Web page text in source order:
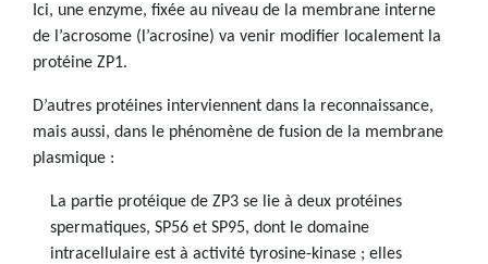
Ici, une enzyme, fixée au niveau de la membrane interne
de l’acrosome (l’acrosine) va venir modifier localement la
protéine ZP1.
D’autres protéines interviennent dans la reconnaissance,
mais aussi, dans le phénomène de fusion de la membrane
plasmique :
La partie protéique de ZP3 se lie à deux protéines
spermatiques, SP56 et SP95, dont le domaine
intracellulaire est à activité tyrosine-kinase ; elles